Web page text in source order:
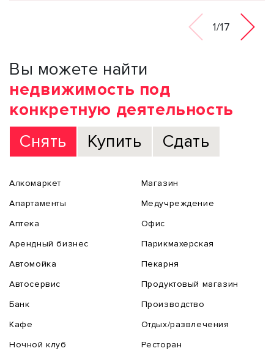
1/17
Вы можете найти
недвижимость под
конкретную деятельность
Снять
Купить Сдать
Алкомаркет
Апартаменты
Аптека
Арендный бизнес
Автомойка
Автосервис
Банк
Кафе
Ночной клуб
Магазин
Медучреждение
Офис
Парикмахерская
Пекарня
Продуктовый магазин
Производство
Отдых/развлечения
Ресторан